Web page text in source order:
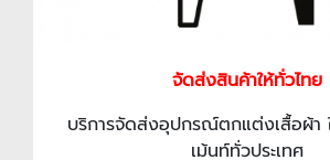
จัดส่งสินค้าให้ทั่วไทย
บริการจัดส่งอุปกรณ์ตกแต่งเสื้อผ้า
เม้นท์ทั่วประเทศ